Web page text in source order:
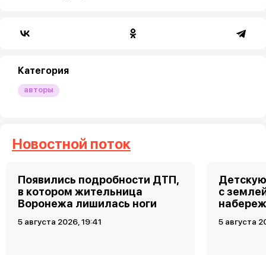
Категория
авторы
Новостной поток
Появились подробности ДТП,
в котором жительница
Воронежа лишилась ноги
5 августа 2026, 19:41
с
5 августа